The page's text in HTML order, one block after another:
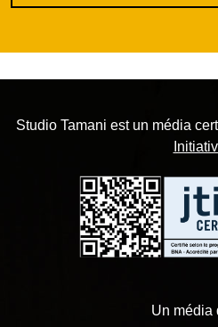
Studio Tamani est un média
Un média